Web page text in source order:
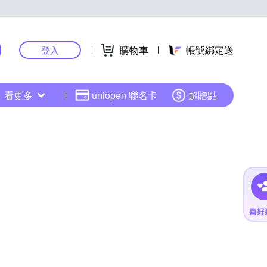
登入 購物車 帳號綁定送
看更多 uniopen 聯名卡 超贈點